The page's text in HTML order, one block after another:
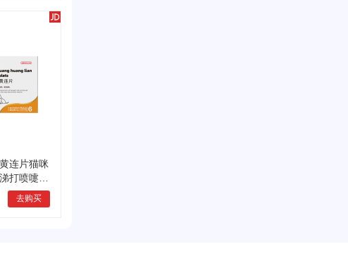
连片猫咪
打喷嚏猫
解毒
去购买